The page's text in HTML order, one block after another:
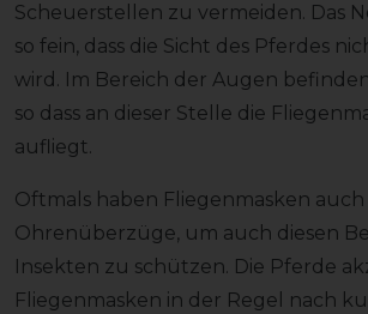
Scheuerstellen zu vermeiden. Das
so fein, dass die Sicht des Pferdes
wird. Im Bereich der Augen
so dass an dieser Stelle die
aufliegt.
Oftmals haben Fliegenmasken
Ohrenüberzüge, um auch diesen
Insekten zu schützen. Die Pferde
Fliegenmasken in der Regel nach